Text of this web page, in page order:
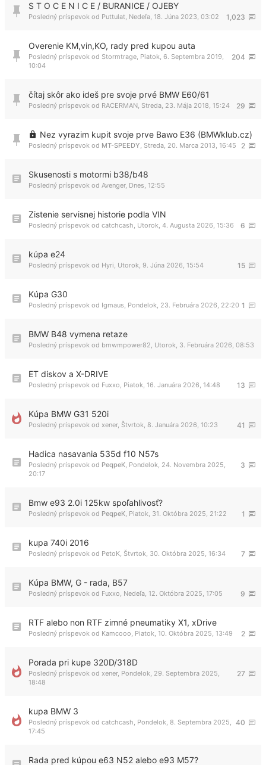
S T O C E N I C E / BURANICE / OJEBY
1,023
Posledný príspevok od Puttulat Nedeľa, 18. Júna 2023, 03:02
Overenie KM,vin,KO, rady pred kupou auta
204
Posledný príspevok od Stormtrage Piatok, 6. Septembra 2019,
10:04
čítaj skôr ako ideš pre svoje prvé BMW E60/61
29
Posledný príspevok od RACERMAN Streda, 23. Mája 2018, 15:24
Nez vyrazim kupit svoje prve Bawo E36 (BMWklub.cz)
2
Posledný príspevok od MT-SPEEDY Streda, 20. Marca 2013, 16:45
Skusenosti s motormi b38/b48
Posledný príspevok od Avenger, Dnes, 12:55
Zistenie servisnej historie podla VIN
6
Posledný príspevok od catchcash Utorok, 4. Augusta 2026, 15:36
kúpa e24
15
Posledný príspevok od Hyri Utorok, 9. Júna 2026, 15:54
Kúpa G30
1
Posledný príspevok od Igmaus Pondelok, 23. Februára 2026, 22:20
BMW B48 vymena retaze
Posledný príspevok od bmwmpower82 Utorok, 3. Februára 2026, 08:53
ET diskov a X-DRIVE
13
Posledný príspevok od Fuxxo Piatok, 16. Januára 2026, 14:48
Kúpa BMW G31 520i
41
Posledný príspevok od xener, Štvrtok, 8. Januára 2026, 10:23
Hadica nasavania 535d f10 N57s
3
Posledný príspevok od PeqpeK Pondelok, 24. Novembra 2025,
20:17
Bmw e93 2.0i 125kw spoľahlivosť?
1
Posledný príspevok od PeqpeK Piatok, 31. Októbra 2025, 21:22
kupa 740i 2016
7
Posledný príspevok od PetoK Štvrtok, 30. Októbra 2025, 16:34
Kúpa BMW, G - rada, B57
9
Posledný príspevok od Fuxxo Nedeľa, 12. Októbra 2025, 17:05
RTF alebo non RTF zimné pneumatiky X1, xDrive
2
Posledný príspevok od Kamcooo Piatok, 10. Októbra 2025, 13:49
Porada pri kupe 320D/318D
27
Posledný príspevok od xener, Pondelok, 29. Septembra 2025,
18:48
kupa BMW 3
40
Posledný príspevok od catchcash Pondelok, 8. Septembra 2025,
17:45
Rada pred kúpou e63 N52 alebo e93 M57?